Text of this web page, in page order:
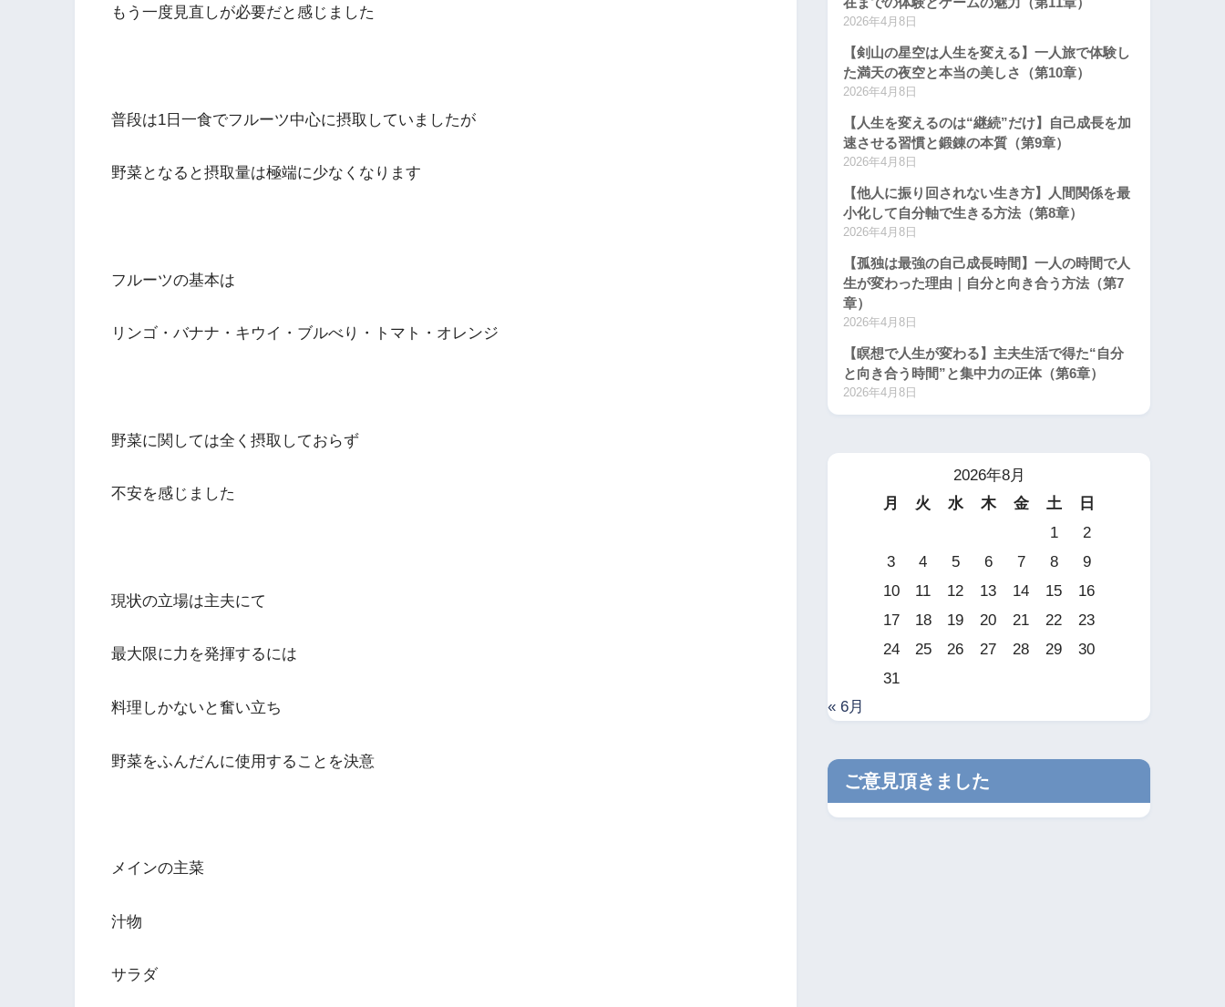
もう一度見直しが必要だと感じました
普段は1日一食でフルーツ中心に摂取していましたが
野菜となると摂取量は極端に少なくなります
フルーツの基本は
リンゴ・バナナ・キウイ・ブルべり・トマト・オレンジ
野菜に関しては全く摂取しておらず
不安を感じました
現状の立場は主夫にて
最大限に力を発揮するには
料理しかないと奮い立ち
野菜をふんだんに使用することを決意
メインの主菜
汁物
サラダ
2026年4月8日
【剣山の星空は人生を変える】一人旅で体験し
た満天の夜空と本当の美しさ（第10章）
2026年4月8日
【人生を変えるのは“継続”だけ】自己成長を加
速させる習慣と鍛錬の本質（第9章）
2026年4月8日
【他人に振り回されない生き方】人間関係を最
小化して自分軸で生きる方法（第8章）
2026年4月8日
【孤独は最強の自己成長時間】一人の時間で人
生が変わった理由｜自分と向き合う方法（第7
章）
2026年4月8日
【瞑想で人生が変わる】主夫生活で得た“自分
と向き合う時間”と集中力の正体（第6章）
2026年4月8日
2026年8月
月
火 水 木 金 土
日
1
2
3
4 5 6 7 8
9
10
11 12 13 14 15
16
17
18 19 20 21 22
23
24
25 26 27 28 29
30
31
« 6月
ご意見頂きました